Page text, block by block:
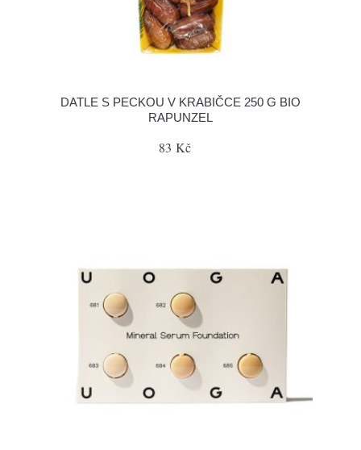
DATLE S PECKOU V KRABIČCE 250 G BIO
RAPUNZEL
83 Kč